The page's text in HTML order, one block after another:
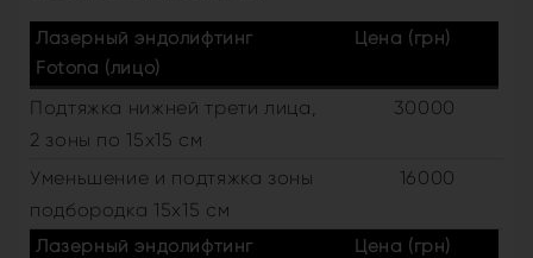
Лазерный эндолифтинг
Fotona (лицо)
Цена (грн)
Подтяжка нижней трети лица,
2 зоны по 15х15 см
30000
Уменьшение и подтяжка зоны
подбородка 15х15 см
16000
Лазерный эндолифтинг
Цена (грн)